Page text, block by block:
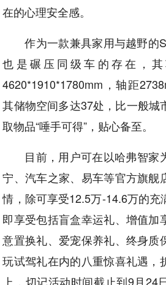
在的心理安全感。
作为一款兼具家用与越野的
也是碾压同级车的存在，
4620*1910*1780mm，轴距
其储物空间多达37处，比一般城
取物品“唾手可得”，贴心备至。
目前，用户可在以哈弗智家
宁、汽车之家、易车等官方旗舰
情，除可享受12.5万-14.6万的
即享受包括盲盒幸运礼、增值加
意置换礼、爱宠保养礼、终身质
玩试驾礼在内的八重惊喜礼遇，
上，切记活动时间截止到9月24